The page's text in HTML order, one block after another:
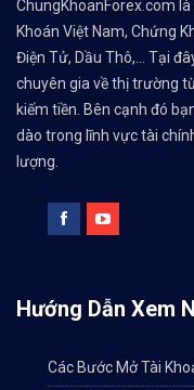
ChungKhoanForex.com
Khoán Việt Nam, Chứng
Điện Tử, Dầu Thô,... Tại
chuyên gia về thị trường
kiếm tiền. Bên cạnh đó
dào trong lĩnh vực tài
lượng.
Hướng Dẫn Xem
Các Bước Mở Tài